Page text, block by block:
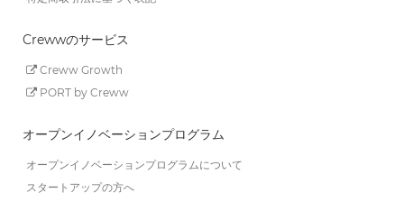
Crewwのサービス
Creww Growth
PORT by Creww
オープンイノベーションプログラム
オープンイノベーションプログラムについて
スタートアップの方へ